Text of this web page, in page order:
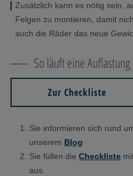
Zusätzlich kann es nötig sein,
Felgen zu montieren, damit
auch die Räder das neue
So läuft eine
Zur Checkliste
Sie informieren sich rund
unserem Blog
Sie füllen die Checkliste
aus.